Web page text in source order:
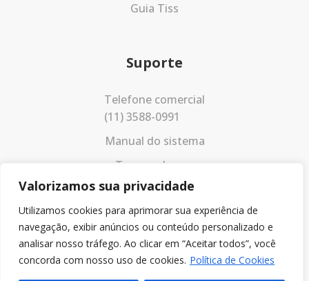
Valorizamos sua privacidade
Utilizamos cookies para aprimorar sua experiência de
navegação, exibir anúncios ou conteúdo personalizado e
analisar nosso tráfego. Ao clicar em “Aceitar todos”, você
concorda com nosso uso de cookies. Política de Cookies
Guia Tiss
Suporte
Telefone comercial
(11) 3588-0991
Manual do sistema
Termos de uso
Política de privacidade